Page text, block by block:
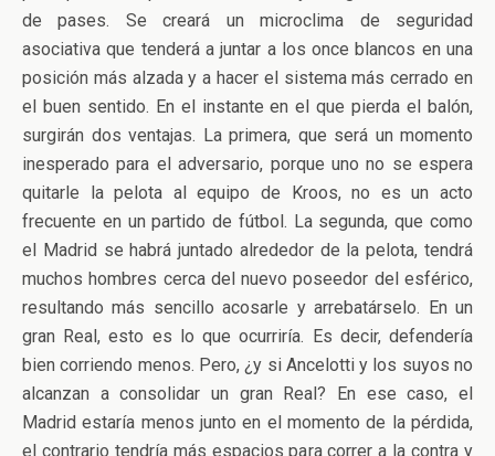
de pases. Se creará un microclima de seguridad
asociativa que tenderá a juntar a los once blancos en una
posición más alzada y a hacer el sistema más cerrado en
el buen sentido. En el instante en el que pierda el balón,
surgirán dos ventajas. La primera, que será un momento
inesperado para el adversario, porque uno no se espera
quitarle la pelota al equipo de Kroos, no es un acto
frecuente en un partido de fútbol. La segunda, que como
el Madrid se habrá juntado alrededor de la pelota, tendrá
muchos hombres cerca del nuevo poseedor del esférico,
resultando más sencillo acosarle y arrebatárselo. En un
gran Real, esto es lo que ocurriría. Es decir, defendería
bien corriendo menos. Pero, ¿y si Ancelotti y los suyos no
alcanzan a consolidar un gran Real? En ese caso, el
Madrid estaría menos junto en el momento de la pérdida,
el contrario tendría más espacios para correr a la contra y